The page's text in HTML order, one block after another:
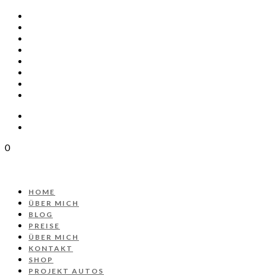
0
HOME
ÜBER MICH
BLOG
PREISE
ÜBER MICH
KONTAKT
SHOP
PROJEKT AUTOS